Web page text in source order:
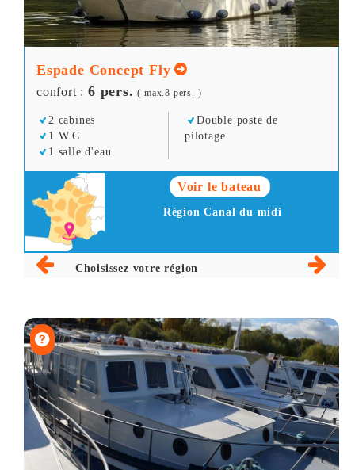
Espade Concept Fly
confort : 6 pers. ( max.8 pers. )
2 cabines
1 W.C
1 salle d'eau
Double poste de
pilotage
Voir le bateau
Région Canal du midi
Choisissez votre région